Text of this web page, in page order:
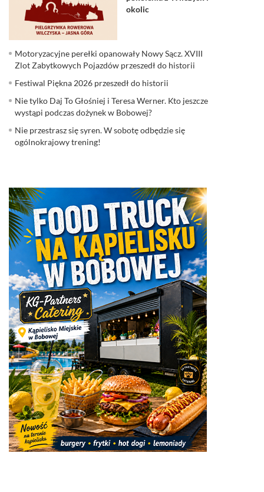
okolic
Motoryzacyjne perełki opanowały Nowy Sącz. XVIII
Zlot Zabytkowych Pojazdów przeszedł do historii
Festiwal Piękna 2026 przeszedł do historii
Nie tylko Daj To Głośniej i Teresa Werner. Kto jeszcze
wystąpi podczas dożynek w Bobowej?
Nie przestrasz się syren. W sobotę odbędzie się
ogólnokrajowy trening!